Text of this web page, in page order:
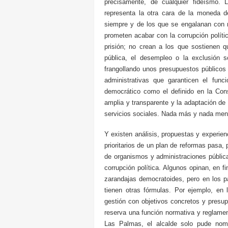
precisamente, de cualquier fideísmo.
representa la otra cara de la moneda
siempre y de los que se engalanan
prometen acabar con la corrupción
prisión; no crean a los que sostienen
pública, el desempleo o la exclusión
frangollando unos presupuestos
administrativas que garanticen el
democrático como el definido en la
amplia y transparente y la adaptación
servicios sociales. Nada más y nada
Y existen análisis, propuestas y
prioritarios de un plan de reformas
de organismos y administraciones
corrupción política. Algunos opinan, en
zarandajas democratoides, pero en los
tienen otras fórmulas. Por ejemplo, en
gestión con objetivos concretos y
reserva una función normativa y
Las Palmas, el alcalde solo pude